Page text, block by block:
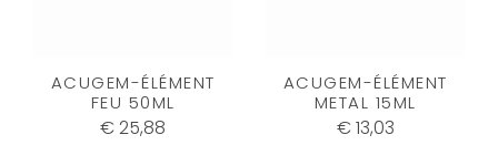
ACUGEM-ÉLÉMENT
FEU 50ML
€ 25,88
ACUGEM-ÉLÉMENT
METAL 15ML
€ 13,03